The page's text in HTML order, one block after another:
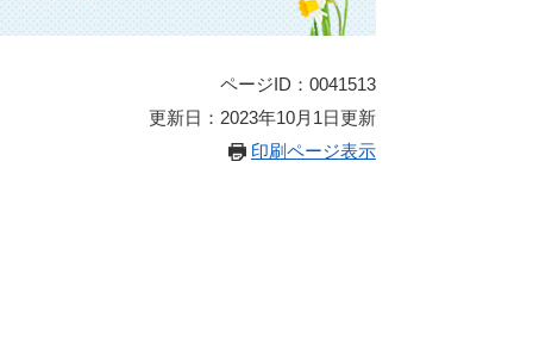
ページID：0041513
更新日：2023年10月1日更新
印刷ページ表示